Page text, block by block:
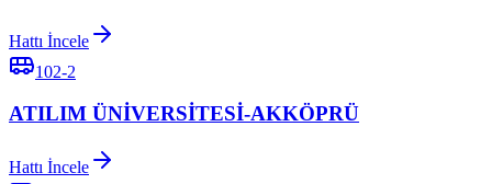
Hattı İncele
102-2
ATILIM ÜNİVERSİTESİ-AKKÖPRÜ
Hattı İncele